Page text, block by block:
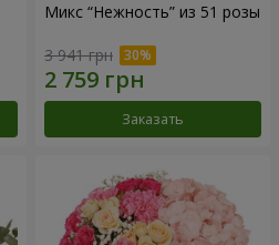
Микс “Нежность” из 51 розы
3 941 грн
Заказать